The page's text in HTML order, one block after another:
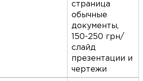
страница
обычные
документы,
150-250 грн/
слайд
презентации и
чертежи